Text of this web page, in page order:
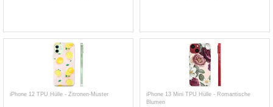
iPhone 12 TPU Hülle - Zitronen-Muster
iPhone 13 Mini TPU Hülle - Romantische
Blumen